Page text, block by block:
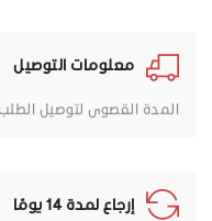
معلومات التوصيل
المدة القصوى لتوصيل الطلب للعميل هي 48
إرجاع لمدة 14 يومًا